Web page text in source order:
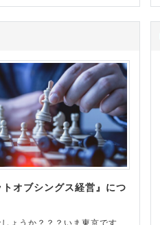
トオブシングス経営』につ
ょうか？？？いま東京です